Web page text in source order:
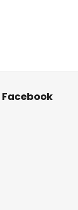
Facebook